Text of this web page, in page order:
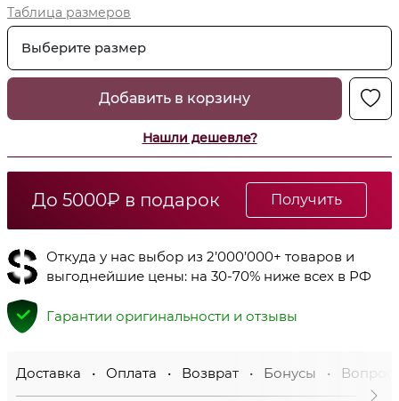
Таблица размеров
Выберите размер
Добавить в корзину
Нашли дешевле?
До 5000₽ в подарок Получить
Откуда у нас выбор из 2’000’000+ товаров и
выгоднейшие цены: на 30-70% ниже всех в РФ
Гарантии оригинальности и отзывы
Доставка • Оплата • Возврат • Бонусы •